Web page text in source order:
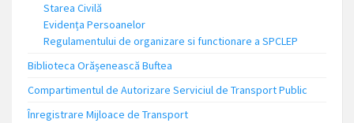
Starea Civilă
Evidența Persoanelor
Regulamentului de organizare si functionare a SPCLEP
Biblioteca Orășenească Buftea
Compartimentul de Autorizare Serviciul de Transport Public
Înregistrare Mijloace de Transport